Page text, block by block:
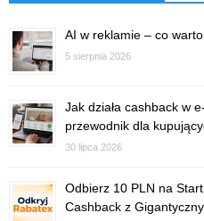
AI w reklamie – co
5 sierpnia 2026
Jak działa cashback w
przewodnik dla
30 lipca 2026
Odbierz 10 PLN na
Cashback z